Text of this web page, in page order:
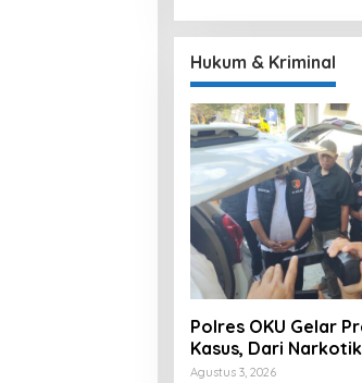
Hukum & Kriminal
Polres OKU Gelar
Kasus, Dari
Penyalahgunaan
Agustus 3, 2026